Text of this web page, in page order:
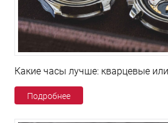
Какие часы лучше: кварцевые
Подробнее